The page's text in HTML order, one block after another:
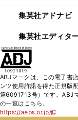
集英社アドナビ
集英社エディタ
ABJマークは、この電子書
ンツ使用許諾を得た正規版
第6091713号）です。ABJ
の一覧はこちら。
https://aebs.or.jp/
新